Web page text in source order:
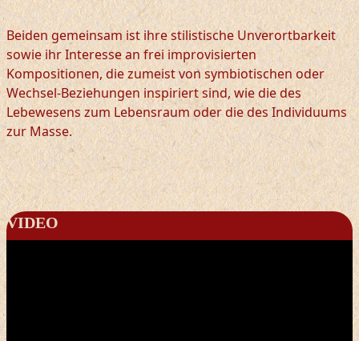
Beiden gemeinsam ist ihre stilistische Unverortbarkeit
sowie ihr Interesse an frei improvisierten
Kompositionen, die zumeist von symbiotischen oder
Wechsel-Beziehungen inspiriert sind, wie die des
Lebewesens zum Lebensraum oder die des Individuums
zur Masse.
VIDEO